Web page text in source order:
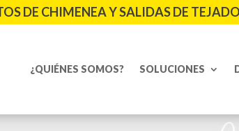
DE CHIMENEA Y SALIDAS DE
¿QUIÉNES SOMOS? SOLUCIONES